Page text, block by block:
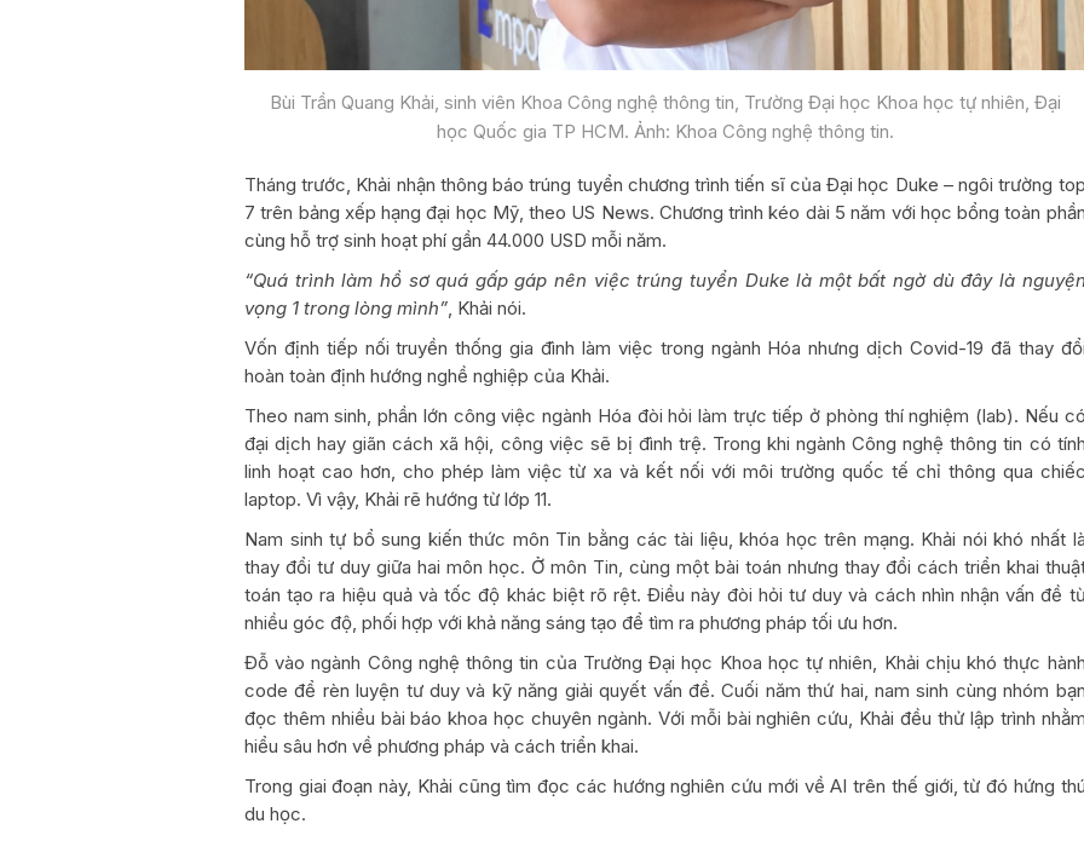
Bùi Trần Quang Khải, sinh viên Khoa Công nghệ thông tin, Trường Đại học Khoa học tự nhiên, Đại
học Quốc gia TP HCM. Ảnh: Khoa Công nghệ thông tin.
Tháng trước, Khải nhận thông báo trúng tuyển chương trình tiến sĩ của Đại học Duke – ngôi trường top
7 trên bảng xếp hạng đại học Mỹ, theo US News. Chương trình kéo dài 5 năm với học bổng toàn phần
cùng hỗ trợ sinh hoạt phí gần 44.000 USD mỗi năm.
“Quá trình làm hồ sơ quá gấp gáp nên việc trúng tuyển Duke là một bất ngờ dù đây là nguyện
vọng 1 trong lòng mình”, Khải nói.
Vốn định tiếp nối truyền thống gia đình làm việc trong ngành Hóa nhưng dịch Covid-19 đã thay đổi
hoàn toàn định hướng nghề nghiệp của Khải.
Theo nam sinh, phần lớn công việc ngành Hóa đòi hỏi làm trực tiếp ở phòng thí nghiệm (lab). Nếu có
đại dịch hay giãn cách xã hội, công việc sẽ bị đình trệ. Trong khi ngành Công nghệ thông tin có tính
linh hoạt cao hơn, cho phép làm việc từ xa và kết nối với môi trường quốc tế chỉ thông qua chiếc
laptop. Vì vậy, Khải rẽ hướng từ lớp 11.
Nam sinh tự bổ sung kiến thức môn Tin bằng các tài liệu, khóa học trên mạng. Khải nói khó nhất là
thay đổi tư duy giữa hai môn học. Ở môn Tin, cùng một bài toán nhưng thay đổi cách triển khai
toán tạo ra hiệu quả và tốc độ khác biệt rõ rệt. Điều này đòi hỏi tư duy và cách nhìn nhận vấn đề
nhiều góc độ, phối hợp với khả năng sáng tạo để tìm ra phương pháp tối ưu hơn.
Đỗ vào ngành Công nghệ thông tin của Trường Đại học Khoa học tự nhiên, Khải chịu khó thực hành
code để rèn luyện tư duy và kỹ năng giải quyết vấn đề. Cuối năm thứ hai, nam sinh cùng nhóm bạn
đọc thêm nhiều bài báo khoa học chuyên ngành. Với mỗi bài nghiên cứu, Khải đều thử lập trình nhằm
hiểu sâu hơn về phương pháp và cách triển khai.
Trong giai đoạn này, Khải cũng tìm đọc các hướng nghiên cứu mới về AI trên thế giới, từ đó hứng thú
du học.